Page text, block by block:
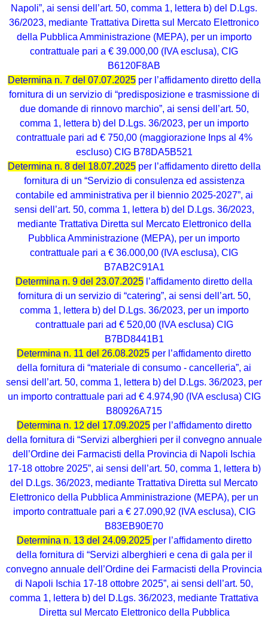
Napoli”, ai sensi dell’art. 50, comma 1, lettera b) del D.Lgs.
36/2023, mediante Trattativa Diretta sul Mercato Elettronico
della Pubblica Amministrazione (MEPA), per un importo
contrattuale pari a € 39.000,00 (IVA esclusa), CIG
B6120F8AB
Determina n. 7 del 07.07.2025per l’affidamento diretto della
fornitura di un servizio di “predisposizione e trasmissione di
due domande di rinnovo marchio”, ai sensi dell’art. 50,
comma 1, lettera b) del D.Lgs. 36/2023, per un importo
contrattuale pari ad € 750,00 (maggiorazione Inps al 4%
escluso) CIG B78DA5B521
Determina n. 8 del 18.07.2025per l’affidamento diretto della
fornitura di un “Servizio di consulenza ed assistenza
contabile ed amministrativa per il biennio 2025-2027”, ai
sensi dell’art. 50, comma 1, lettera b) del D.Lgs. 36/2023,
mediante Trattativa Diretta sul Mercato Elettronico della
Pubblica Amministrazione (MEPA), per un importo
contrattuale pari a € 36.000,00 (IVA esclusa), CIG
B7AB2C91A1
Determina n. 9 del 23.07.2025 l’affidamento diretto della
fornitura di un servizio di “catering”, ai sensi dell’art. 50,
comma 1, lettera b) del D.Lgs. 36/2023, per un importo
contrattuale pari ad € 520,00 (IVA esclusa) CIG
B7BD8441B1
Determina n. 11 del 26.08.2025 per l’affidamento diretto
della fornitura di “materiale di consumo - cancelleria”, ai
sensi dell’art. 50, comma 1, lettera b) del D.Lgs. 36/2023, per
un importo contrattuale pari ad € 4.974,90 (IVA esclusa) CIG
B80926A715
Determina n. 12 del 17.09.2025per l’affidamento diretto
della fornitura di “Servizi alberghieri per il convegno annuale
dell’Ordine dei Farmacisti della Provincia di Napoli Ischia
17-18 ottobre 2025”, ai sensi dell’art. 50, comma 1, lettera b)
del D.Lgs. 36/2023, mediante Trattativa Diretta sul Mercato
Elettronico della Pubblica Amministrazione (MEPA), per un
importo contrattuale pari a € 27.090,92 (IVA esclusa), CIG
B83EB90E70
Determina n. 13 del 24.09.2025 per l’affidamento diretto
della fornitura di “Servizi alberghieri e cena di gala per il
convegno annuale dell’Ordine dei Farmacisti della Provincia
di Napoli Ischia 17-18 ottobre 2025”, ai sensi dell’art. 50,
comma 1, lettera b) del D.Lgs. 36/2023, mediante Trattativa
Diretta sul Mercato Elettronico della Pubblica